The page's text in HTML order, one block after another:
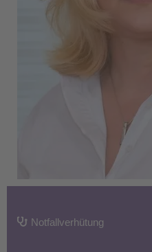
Notfallverhütung